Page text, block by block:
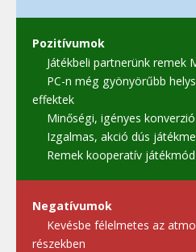
Pozitívumok
Játékbeli partnerünk remek
PC-n még gyönyörűbb
effektek
Minőségi, igényes konverzió
Izgalmas, akció dús
Remek kooperatív játékmód
Negatívumok
Kevésbe félelmetes az
részekben